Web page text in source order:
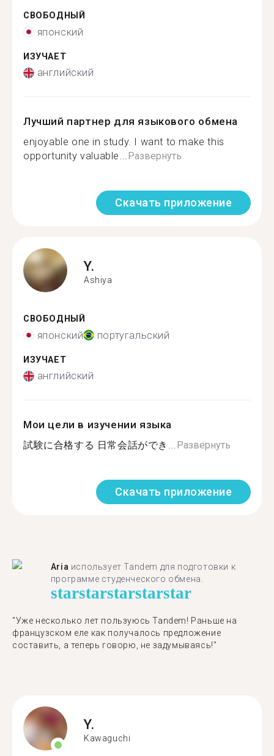
СВОБОДНЫЙ
японский
ИЗУЧАЕТ
английский
Лучший партнер для языкового обмена
enjoyable one in study. I want to make this
opportunity valuable...Развернуть
Скачать приложение
Y.
Ashiya
СВОБОДНЫЙ
японский португальский
ИЗУЧАЕТ
английский
Мои цели в изучении языка
試験に合格する 日常会話ができ...Развернуть
Скачать приложение
Aria использует Tandem для подготовки к
программе студенческого обмена.
starstarstarstarstar
"​​Уже несколько лет пользуюсь Tandem! Раньше на
французском еле как получалось предложение
составить, а теперь говорю, не задумываясь!"
Y.
Kawaguchi